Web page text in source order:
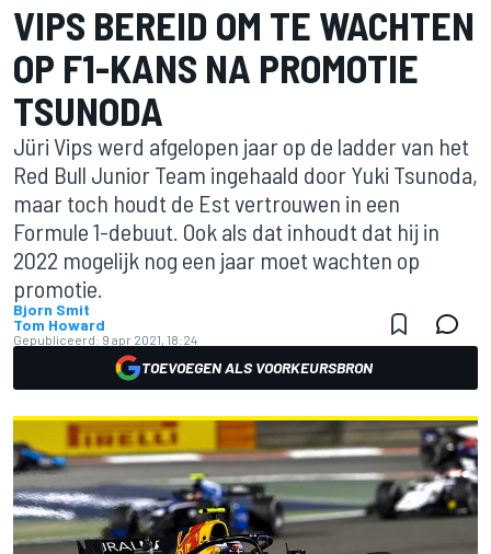
VIPS BEREID OM TE WACHTEN
OP F1-KANS NA PROMOTIE
TSUNODA
Jüri Vips werd afgelopen jaar op de ladder van het
Red Bull Junior Team ingehaald door Yuki Tsunoda,
maar toch houdt de Est vertrouwen in een
Formule 1-debuut. Ook als dat inhoudt dat hij in
2022 mogelijk nog een jaar moet wachten op
promotie.
Bjorn Smit
Tom Howard
Gepubliceerd: 9 apr 2021, 18:24
TOEVOEGEN ALS VOORKEURSBRON